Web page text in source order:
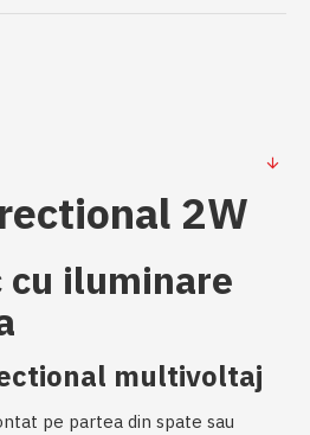
2W
cu iluminare
multivoltaj
pe partea din spate sau